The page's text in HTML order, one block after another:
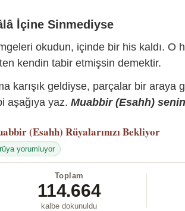
İçine Sinmediyse
okudun, içinde bir his kaldı. O
kendin tabir etmişsin demektir.
karışık geldiyse, parçalar bir araya
aşağıya yaz. Muabbir (Esahh)
(Esahh) Rüyalarınızı Bekliyor
yorumluyor
Toplam
114.664
kalbe dokunuldu